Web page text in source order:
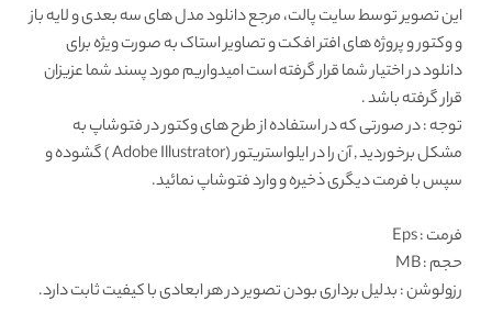
این تصویر توسطسایت پالت، مرجعدانلود مدل های سه بعدیو لایه باز
و وکتور و پروژه های افتر افکت و تصاویر استاک به صورت ویژه برای
دانلود در اختیار شما قرار گرفته است امیدواریم مورد پسند شما عزیزان
قرار گرفته باشد .
توجه : در صورتی که در استفاده از طرح های وکتور در فتوشاپ به
مشکل برخوردید , آن را در ایلواستریتور (Adobe Illustrator ) گشوده و
سپس با فرمت دیگری ذخیره و وارد فتوشاپ نمائید.
فرمت: Eps
حجم : MB
رزولوشن: بدلیل برداری بودن تصویر در هر ابعادی با کیفیت ثابت دارد.